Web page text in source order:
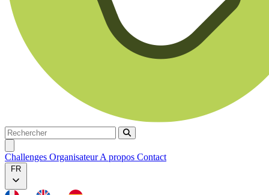
Rechercher
Rechercher
Challenges OrganisateurA propos Contact
FR